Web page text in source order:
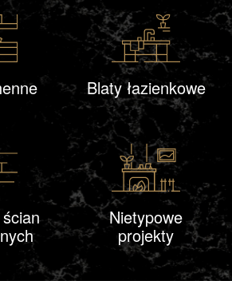
Blaty łazienkowe
Nietypowe
projekty